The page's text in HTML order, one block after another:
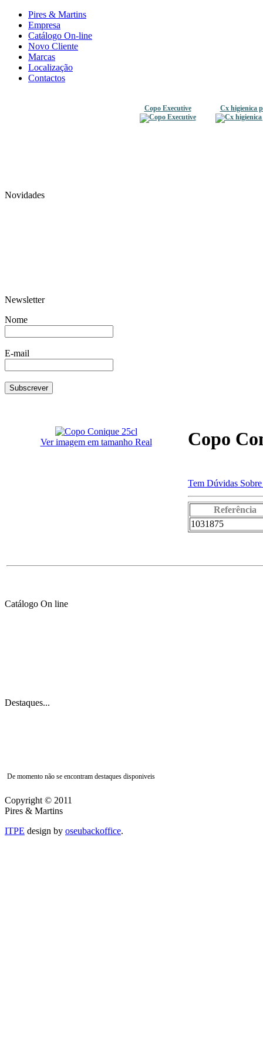
Pires & Martins
Empresa
Catálogo On-line
Novo Cliente
Marcas
Localização
Contactos
Copo Executive Cx higienica
Panela Pressão Easy
Novidades
Newsletter
Nome
E-mail
Ver imagem em tamanho Real Copo
Tem Dúvidas
Referência
1031875
Catálogo On line
Destaques...
De momento não se encontram destaques disponiveis
Copyright © 2011
Pires & Martins
ITPE design by oseubackoffice.